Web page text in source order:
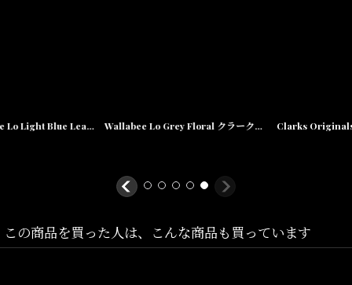
ノなどとの相性がよく、
海外限定コレクションとなり国内未展開商品となります。
メンズ Wallabee Lo Grey Floral クラークス オリジナルズ ワラビー ロー グレー フローラル スエード クレープソール メンズ Clarks Originals Wallabee Lo Green Embroidery クラークス オリジナルズ ワラビー ロー グリーン エンブロイダリー スエード クレープソール メンズ
この商品を買った人は、こんな商品も買っています